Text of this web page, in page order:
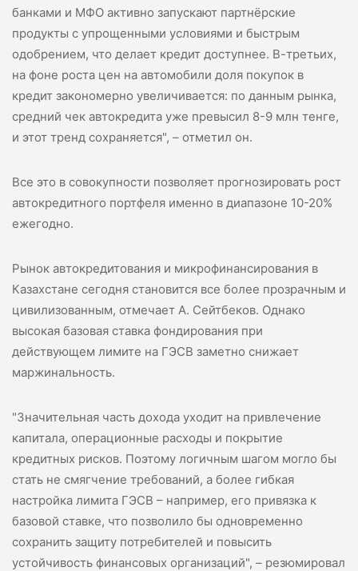
банками и МФО активно запускают партнёрские
продукты с упрощенными условиями и быстрым
одобрением, что делает кредит доступнее. В-третьих,
на фоне роста цен на автомобили доля покупок в
кредит закономерно увеличивается: по данным рынка,
средний чек автокредита уже превысил 8-9 млн тенге,
и этот тренд сохраняется", – отметил он.
Все это в совокупности позволяет прогнозировать рост
автокредитного портфеля именно в диапазоне 10-20%
ежегодно.
Рынок автокредитования и микрофинансирования в
Казахстане сегодня становится все более прозрачным и
цивилизованным, отмечает А. Сейтбеков. Однако
высокая базовая ставка фондирования при
действующем лимите на ГЭСВ заметно снижает
маржинальность.
"Значительная часть дохода уходит на привлечение
капитала, операционные расходы и покрытие
кредитных рисков. Поэтому логичным шагом могло бы
стать не смягчение требований, а более гибкая
настройка лимита ГЭСВ – например, его привязка к
базовой ставке, что позволило бы одновременно
сохранить защиту потребителей и повысить
устойчивость финансовых организаций", – резюмировал